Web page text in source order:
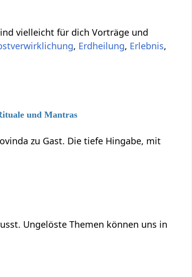
vielleicht für dich Vorträge und
, Erdheilung, Erlebnis,
und Mantras
zu Gast. Die tiefe Hingabe, mit
Ungelöste Themen können uns in